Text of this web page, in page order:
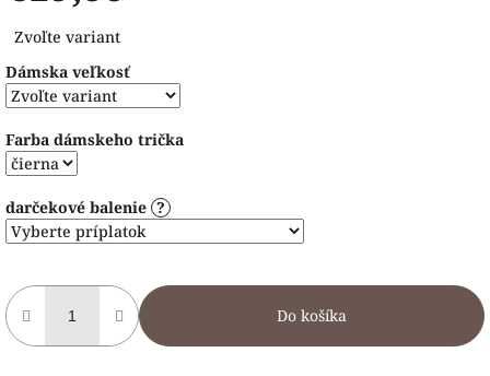
cena:
Zvoľte variant
Dámska veľkosť
Farba dámskeho trička
darčekové balenie ?
Do košíka